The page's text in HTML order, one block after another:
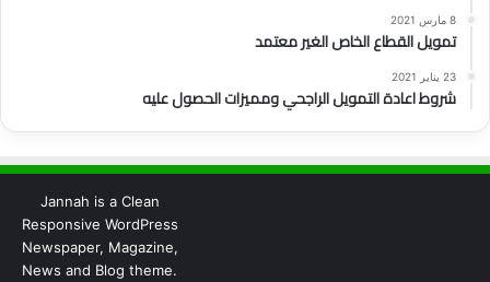
8 مارس 2021
تمويل القطاع الخاص الغير معتمد
23 يناير 2021
شروط اعادة التمويل الراجحي ومميزات الحصول عليه
Jannah is a Clean
Responsive WordPress
Newspaper, Magazine,
News and Blog theme.